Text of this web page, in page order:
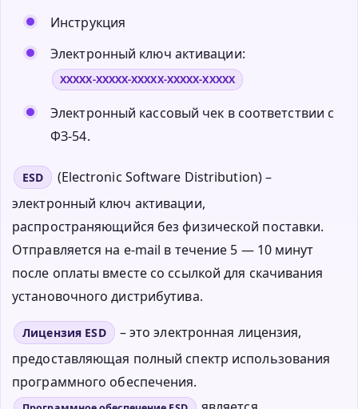
Инструкция
Электронный ключ активации:
XXXXX-XXXXX-XXXXX-XXXXX-XXXXX
Электронный кассовый чек в соответствии с
ФЗ-54.
ESD
(Electronic Software Distribution) –
электронный ключ активации,
распространяющийся без физической поставки.
Отправляется на e-mail в течение 5 — 10 минут
после оплаты вместе со ссылкой для скачивания
установочного дистрибутива.
Лицензия ESD
– это электронная лицензия,
предоставляющая полный спектр использования
программного обеспечения.